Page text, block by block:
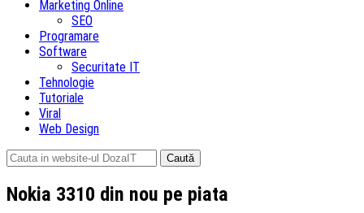
Marketing Online
SEO
Programare
Software
Securitate IT
Tehnologie
Tutoriale
Viral
Web Design
Caută
după:
Nokia 3310 din nou pe piata